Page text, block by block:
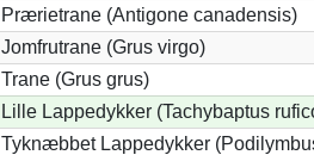
Prærietrane (Antigone canadensis)
Jomfrutrane (Grus virgo)
Trane (Grus grus)
Lille Lappedykker (Tachybaptus
Tyknæbbet Lappedykker